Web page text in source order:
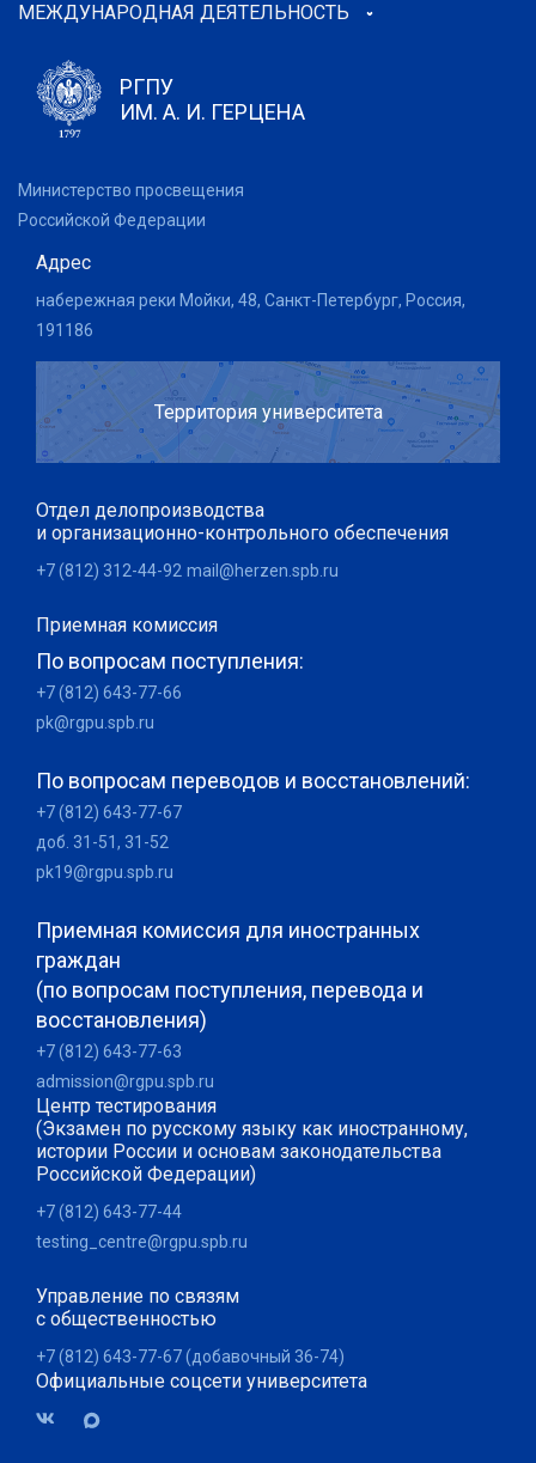
МЕЖДУНАРОДНАЯ ДЕЯТЕЛЬНОСТЬ
РГПУ
ИМ. А. И. ГЕРЦЕНА
Министерство просвещения
Российской Федерации
Адрес
набережная реки Мойки, 48, Санкт-Петербург, Россия,
191186
Территория университета
Отдел делопроизводства
и организационно-контрольного обеспечения
+7 (812) 312-44-92 mail@herzen.spb.ru
Приемная комиссия
По вопросам поступления:
+7 (812) 643-77-66
pk@rgpu.spb.ru
По вопросам переводов и восстановлений:
+7 (812) 643-77-67
доб. 31-51, 31-52
pk19@rgpu.spb.ru
Приемная комиссия для иностранных
граждан
(по вопросам поступления, перевода и
восстановления)
+7 (812) 643-77-63
admission@rgpu.spb.ru
Центр тестирования
(Экзамен по русскому языку как иностранному,
истории России и основам законодательства
Российской Федерации)
+7 (812) 643-77-44
testing_centre@rgpu.spb.ru
Управление по связям
с общественностью
+7 (812) 643-77-67 (добавочный 36-74)
Официальные соцсети университета